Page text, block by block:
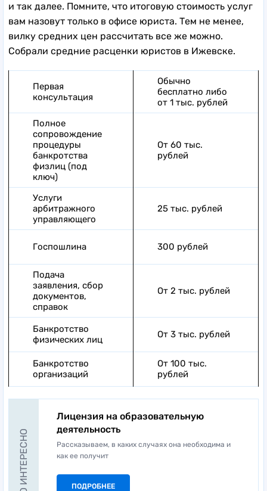
и так далее. Помните, что итоговую стоимость услуг
вам назовут только в офисе юриста. Тем не менее,
вилку средних цен рассчитать все же можно.
Собрали средние расценки юристов в Ижевске.
Первая
консультация
Обычно
бесплатно либо
от 1 тыс. рублей
Полное
сопровождение
процедуры
банкротства
физлиц (под
ключ)
От 60 тыс.
рублей
Услуги
арбитражного
управляющего
25 тыс. рублей
Госпошлина 300 рублей
Подача
заявления, сбор
документов,
справок
От 2 тыс. рублей
Банкротство
физических лиц
От 3 тыс. рублей
Банкротство
организаций
От 100 тыс.
рублей
ЭТО ИНТЕРЕСНО
Лицензия на образовательную
деятельность
Рассказываем, в каких случаях она необходима и
как ее получит
ПОДРОБНЕЕ